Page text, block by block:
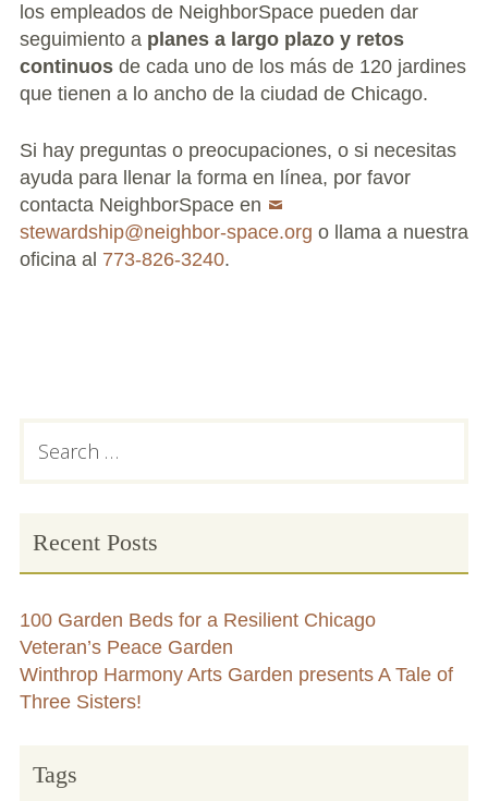
Community Tips
Roles and Responsibilities
Donate
Special Projects
City In An Orchard- A NeighborSpace
Chicago’s Community Growers Program
Chicago’s Community Growers Program
los empleados de NeighborSpace pueden dar
seguimiento a planes a largo plazo y retos
continuosde cada uno de los más de 120 jardines
que tienen a lo ancho de la ciudad de Chicago.
Si hay preguntas o preocupaciones, o si necesitas
ayuda para llenar la forma en línea, por favor
contacta NeighborSpace en
stewardship@neighbor-space.org o llama a nuestra
oficina al 773-826-3240.
Primary
for:
Recent Posts
100 Garden Beds for a Resilient Chicago
Veteran’s Peace Garden
Winthrop Harmony Arts Garden presents A Tale of
Three Sisters!
Tags